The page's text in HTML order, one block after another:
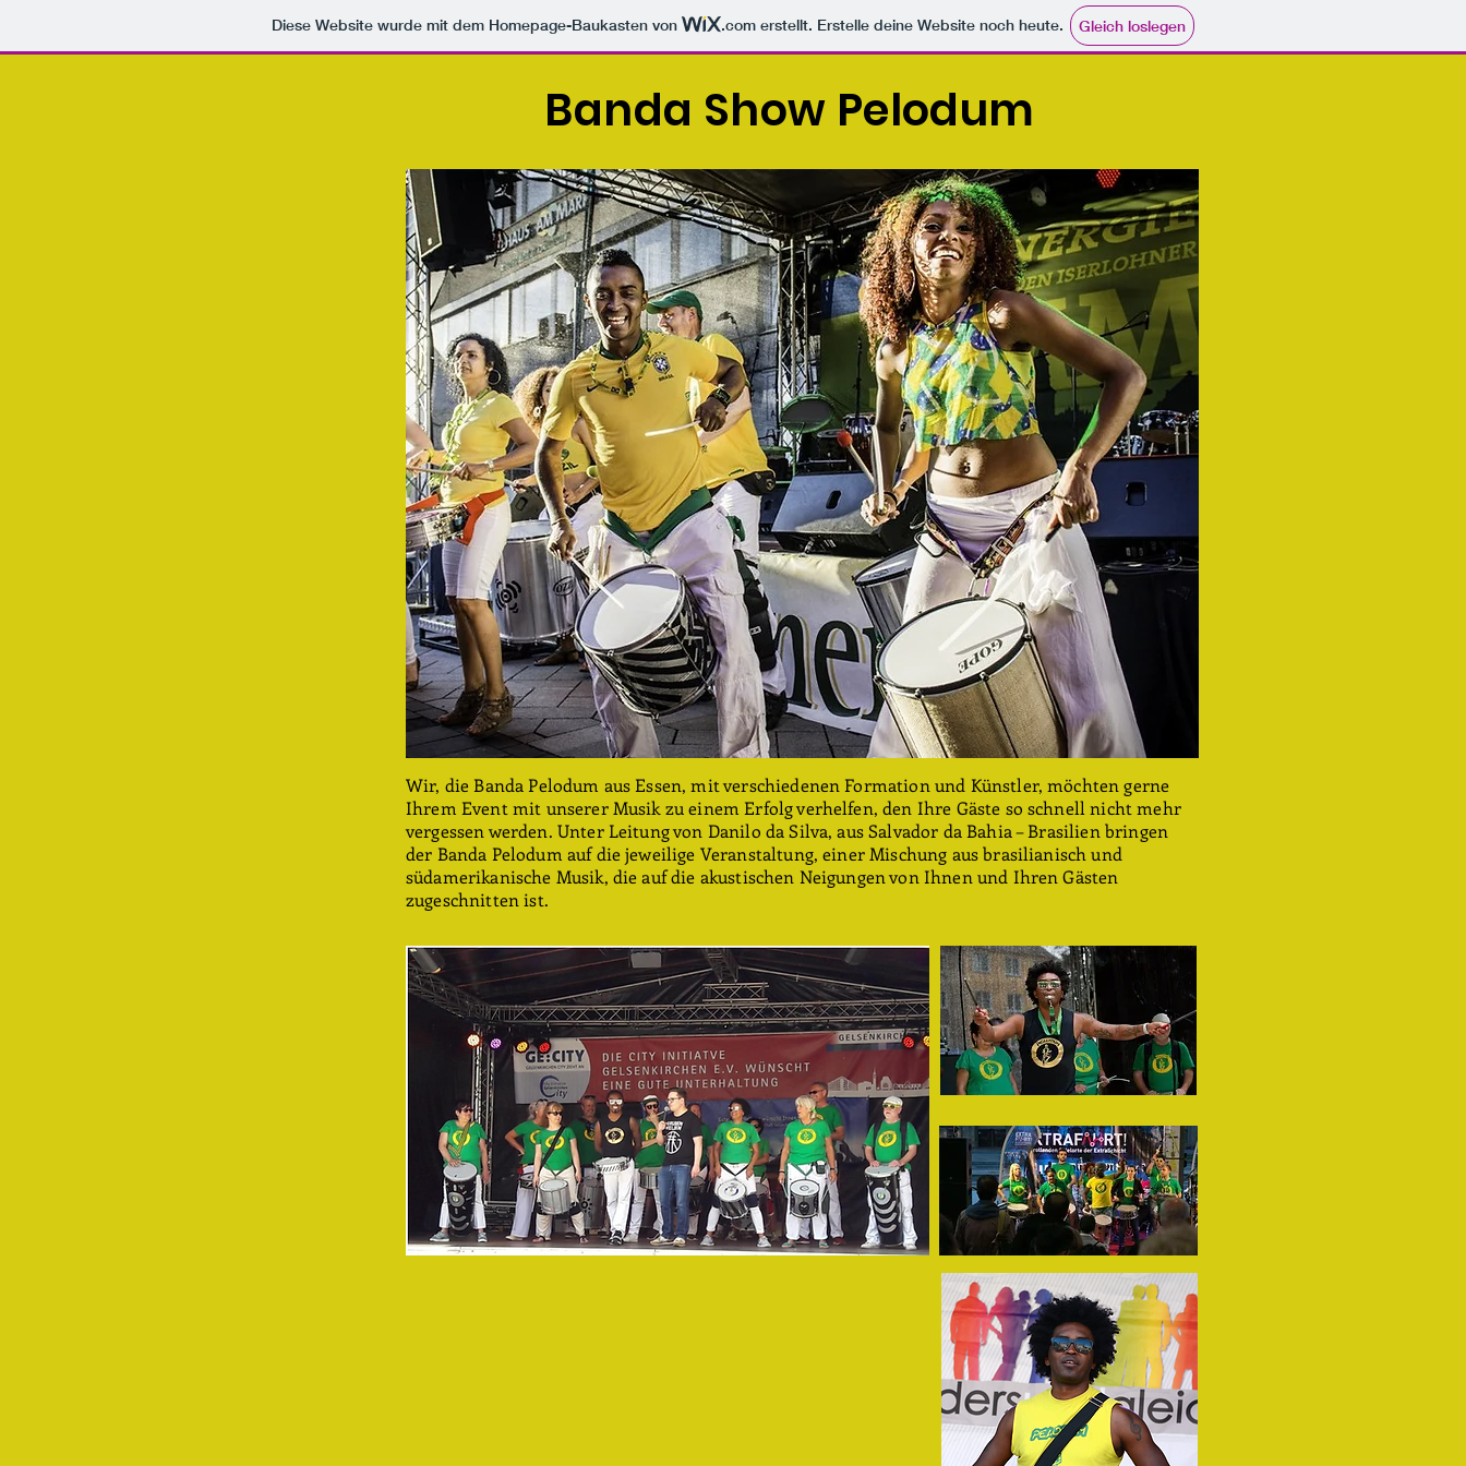
Diese Website wurde mit dem Homepage-Baukasten von .com erstellt. Erstelle deine Website noch heute. Gleich loslegen
Banda Show Pelodum
Wir, die Banda Pelodum aus Essen, mit verschiedenen Formation und Künstler, möchten gerne
Ihrem Event mit unserer Musik zu einem Erfolg verhelfen, den Ihre Gäste so schnell nicht mehr
vergessen werden. Unter Leitung von Danilo da Silva, aus Salvador da Bahia – Brasilien bringen
der Banda Pelodum auf die jeweilige Veranstaltung, einer Mischung aus brasilianisch und
südamerikanische Musik, die auf die akustischen Neigungen von Ihnen und Ihren Gästen
zugeschnitten ist.